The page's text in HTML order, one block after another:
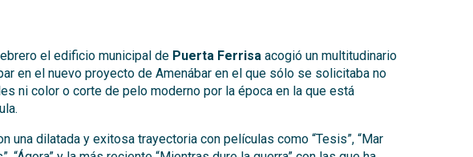
el edificio municipal dePuerta Ferrisa acogió un multitudinario
en el nuevo proyecto de Amenábar en el que sólo se solicitaba no
ni color o corte de pelo moderno por la época en la que está
una dilatada y exitosa trayectoria con películas como “Tesis”, “Mar